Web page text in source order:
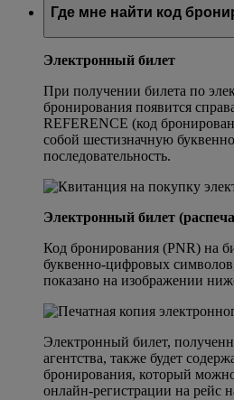
Где мне найти код
Электронный билет
При получении билета по
бронирования появится
REFERENCE (код
собой шестизначную
последовательность.
Электронный билет
Код бронирования (PNR) на
буквенно-цифровых
показано на изображении
Электронный билет,
агентства, также будет
бронирования, который
онлайн-регистрации на рейс